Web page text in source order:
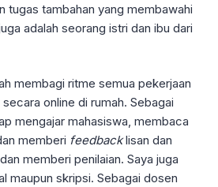
tugas tambahan yang membawahi
adalah seorang istri dan ibu dari
membagi ritme semua pekerjaan
online di rumah. Sebagai
mengajar mahasiswa, membaca
memberi feedbacklisan dan
memberi penilaian. Saya juga
maupun skripsi. Sebagai dosen